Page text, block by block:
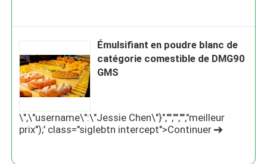
Émulsifiant en poudre blanc de
catégorie comestible de DMG90
GMS
\",\"username\":\"Jessie Chen\"}","","","","meilleur
prix");' class="siglebtn intercept">Continuer